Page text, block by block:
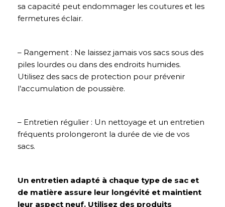
sa capacité peut endommager les coutures et les
fermetures éclair.
– Rangement : Ne laissez jamais vos sacs sous des
piles lourdes ou dans des endroits humides.
Utilisez des sacs de protection pour prévenir
l’accumulation de poussière.
– Entretien régulier : Un nettoyage et un entretien
fréquents prolongeront la durée de vie de vos
sacs.
Un entretien adapté à chaque type de sac et
de matière assure leur longévité et maintient
leur aspect neuf. Utilisez des produits